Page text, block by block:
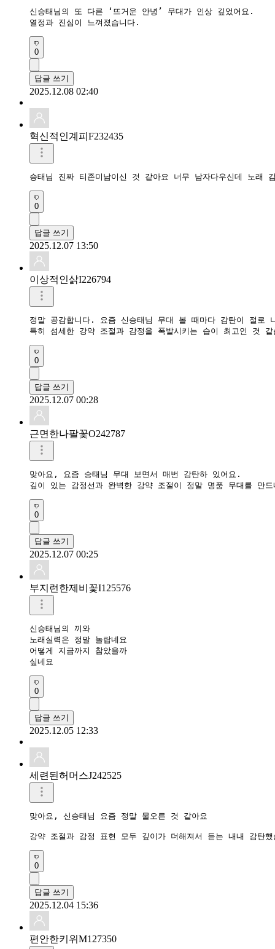
신승태님의 또 다른 ‘뜨거운 안녕’ 무대가 인상 깊었어요.
열정과 진심이 느껴졌습니다.
0
답글 쓰기
2025.12.08 02:40
혁신적인계피F232435
승태님 진짜 티존미남이신 것 같아요 너무 남자다우신데 노래
0
답글 쓰기
2025.12.07 13:50
이상적인삵I226794
정말 공감합니다. 요즘 신승태님 무대 볼 때마다 감탄이 절로
특히 섬세한 강약 조절과 감정을 폭발시키는 습이 최고인 것
0
답글 쓰기
2025.12.07 00:28
근면한나팔꽃O242787
맞아요, 요즘 승태님 무대 보면서 매번 감탄하 있어요.
깊이 있는 감정선과 완벽한 강약 조절이 정말 명품 무대를 만
0
답글 쓰기
2025.12.07 00:25
부지런한제비꽃I125576
신승태님의 끼와
노래실력은 정말 놀랍네요
어떻게 지금까지 참았을까
싶네요
0
답글 쓰기
2025.12.05 12:33
세련된허머스J242525
맞아요, 신승태님 요즘 정말 물오른 것 같아요
0
답글 쓰기
2025.12.04 15:36
편안한키위M127350